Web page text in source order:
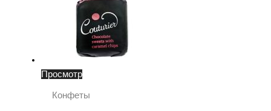
Просмотр
Конфеты